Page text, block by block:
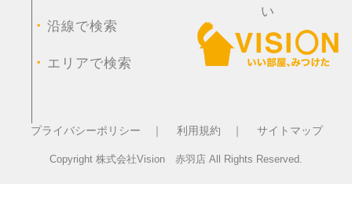
・沿線で検索
・ エリアで検索
い
プライバシーポリシー ｜ 利用規約 ｜ サイトマップ
Copyright 株式会社Vision 赤羽店 All Rights Reserved.